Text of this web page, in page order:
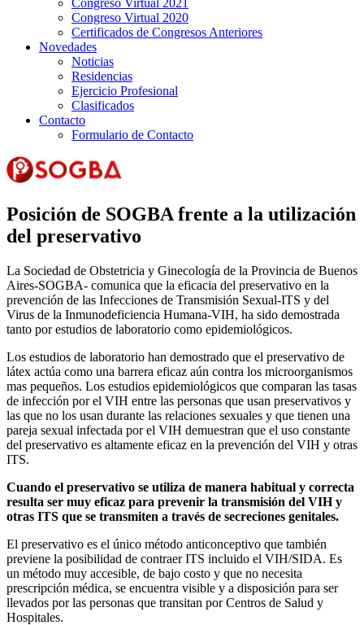
Congreso Virtual 2021
Congreso Virtual 2020
Certificados de Congresos Anteriores
Novedades
Noticias
Residencias
Ejercicio Profesional
Clasificados
Contacto
Formulario de Contacto
Posición de SOGBA frente a la utilización
del preservativo
La Sociedad de Obstetricia y Ginecología de la Provincia de Buenos
Aires-SOGBA- comunica que la eficacia del preservativo en la
prevención de las Infecciones de Transmisión Sexual-ITS y del
Virus de la Inmunodeficiencia Humana-VIH, ha sido demostrada
tanto por estudios de laboratorio como epidemiológicos.
Los estudios de laboratorio han demostrado que el preservativo de
látex actúa como una barrera eficaz aún contra los microorganismos
mas pequeños. Los estudios epidemiológicos que comparan las tasas
de infección por el VIH entre las personas que usan preservativos y
las que no los usan durante las relaciones sexuales y que tienen una
pareja sexual infectada por el VIH demuestran que el uso constante
del preservativo es altamente eficaz en la prevención del VIH y otras
ITS.
Cuando el preservativo se utiliza de manera habitual y correcta
resulta ser muy eficaz para prevenir la transmisión del VIH y
otras ITS que se transmiten a través de secreciones genitales.
El preservativo es el único método anticonceptivo que también
previene la posibilidad de contraer ITS incluido el VIH/SIDA. Es
un método muy accesible, de bajo costo y que no necesita
prescripción médica, se encuentra visible y a disposición para ser
llevados por las personas que transitan por Centros de Salud y
Hospitales.